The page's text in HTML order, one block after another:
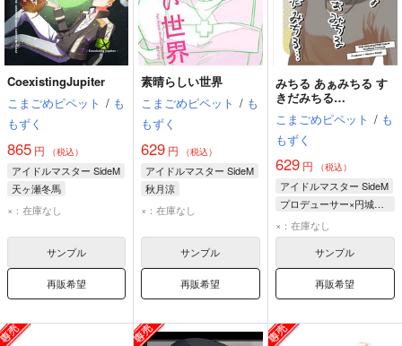
CoexistingJupiter
こまごめピペット / も
もずく
865 円 （税込）
アイドルマスター SideM
天ヶ瀬冬馬
伊集院北斗
×：在庫なし
サンプル
再販希望
素晴らしい世界
こまごめピペット / も
もずく
629 円 （税込）
アイドルマスター SideM
秋月涼
×：在庫なし
サンプル
再販希望
みちる あぁみちる す
きだみちる…
こまごめピペット / も
もずく
629円 （税込）
アイドルマスター SideM
プロデューサー×円城寺道流
円城寺道流
プロデューサー
×：在庫なし
サンプル
再販希望